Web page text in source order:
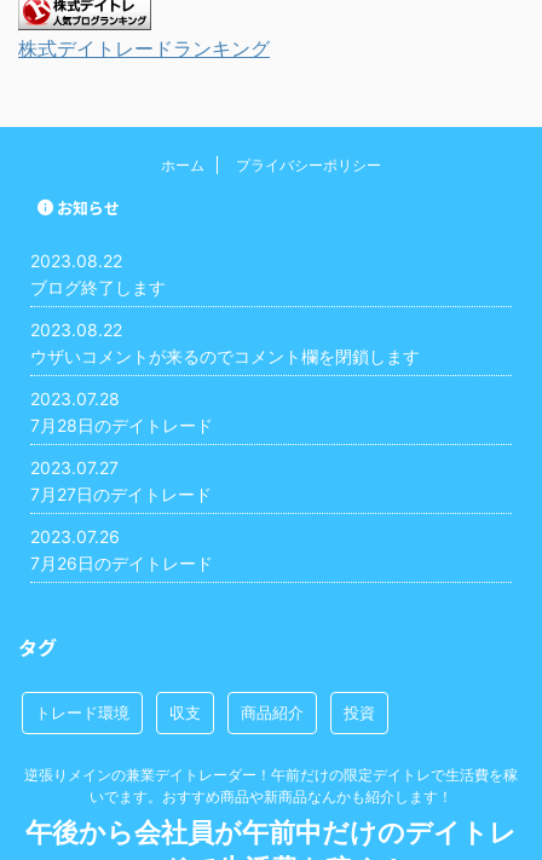
株式デイトレードランキング
ホーム プライバシーポリシー
お知らせ
2023.08.22
ブログ終了します
2023.08.22
ウザいコメントが来るのでコメント欄を閉鎖します
2023.07.28
7月28日のデイトレード
2023.07.27
7月27日のデイトレード
2023.07.26
7月26日のデイトレード
タグ
トレード環境 収支 商品紹介 投資
逆張りメインの兼業デイトレーダー！午前だけの限定デイトレで生活費を稼
いでます。おすすめ商品や新商品なんかも紹介します！
午後から会社員が午前中だけのデイトレ